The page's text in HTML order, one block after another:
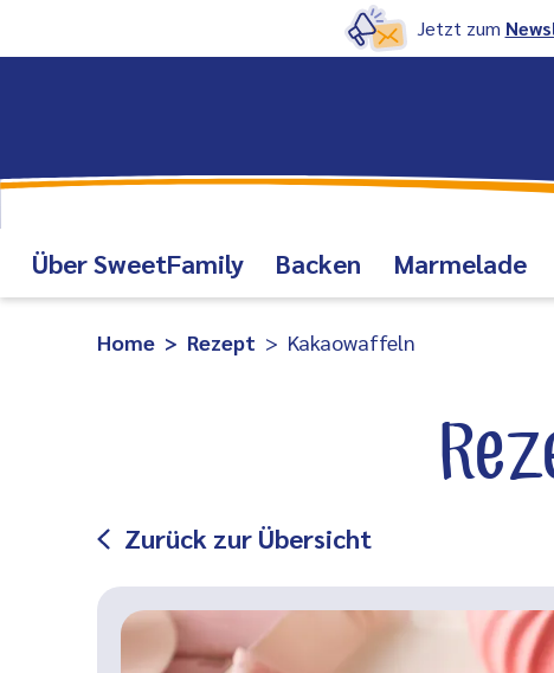
Jetzt zum
Über SweetFamily Backen Marmelade
Home Rezept Kakaowaffeln
Zurück zur Übersicht